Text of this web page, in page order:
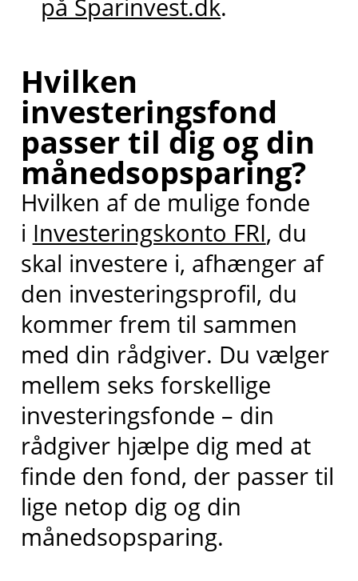
på Sparinvest.dk.
Hvilken
investeringsfond
passer til dig og din
månedsopsparing?
Hvilken af de mulige fonde
i Investeringskonto FRI, du
skal investere i, afhænger af
den investeringsprofil, du
kommer frem til sammen
med din rådgiver. Du vælger
mellem seks forskellige
investeringsfonde – din
rådgiver hjælpe dig med at
finde den fond, der passer til
lige netop dig og din
månedsopsparing.